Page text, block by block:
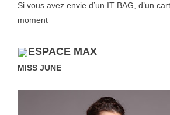
Si vous avez envie d’un IT BAG, d’un
moment
ESPACE MAX
MISS JUNE